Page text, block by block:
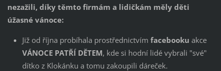
nezažili, díky těmto firmám a lidičkám měly děti
úžasné vánoce:
Již od října probíhala prostřednictvím facebooku akce
VÁNOCE PATŘÍ DĚTEM, kde si hodní lidé vybrali "své"
dítko z Klokánku a tomu zakoupili dáreček.